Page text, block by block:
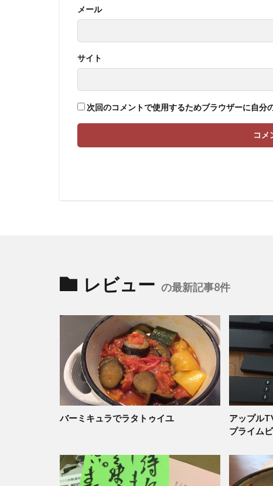
メール
サイト
次回のコメントで使用するためブラウザーに自分
レビュー の最新記事8件
バーミキュラでラタトゥイユ
アップル
プライム